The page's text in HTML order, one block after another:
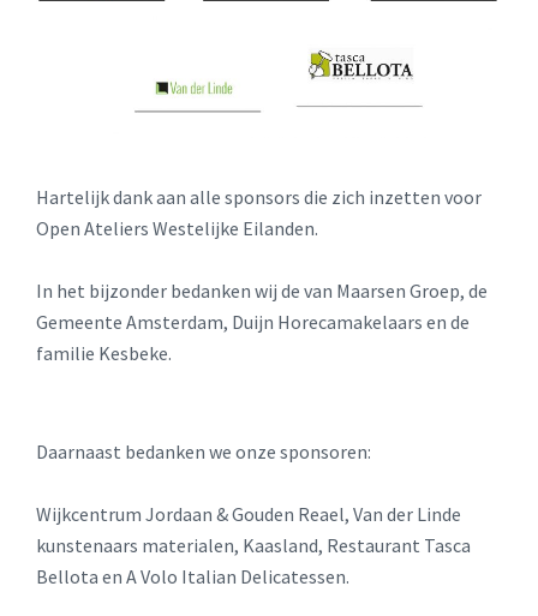
Hartelijk dank aan alle sponsors die zich inzetten voor
Open Ateliers Westelijke Eilanden.
In het bijzonder bedanken wij de van Maarsen Groep, de
Gemeente Amsterdam, Duijn Horecamakelaars en de
familie Kesbeke.
Daarnaast bedanken we onze sponsoren:
Wijkcentrum Jordaan & Gouden Reael, Van der Linde
kunstenaars materialen, Kaasland, Restaurant Tasca
Bellota en A Volo Italian Delicatessen.